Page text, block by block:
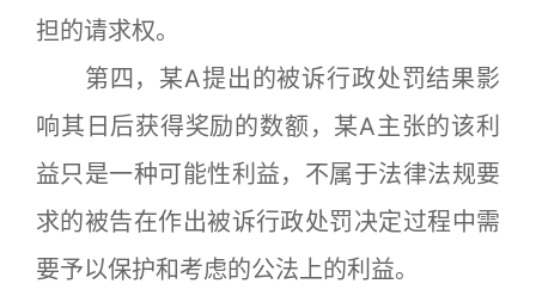
担的请求权。
第四，某A提出的被诉行政处罚结果影
响其日后获得奖励的数额，某A主张的该利
益只是一种可能性利益，不属于法律法规要
求的被告在作出被诉行政处罚决定过程中需
要予以保护和考虑的公法上的利益。